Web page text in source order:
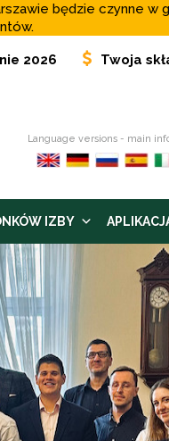
będzie czynne w
2026 Twoja
Language versions - main
IZBY